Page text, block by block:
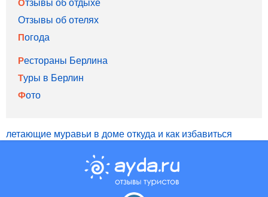
Отзывы об отелях
Погода
Рестораны Берлина
Туры в Берлин
Фото
летающие муравьи в доме откуда и как избавиться